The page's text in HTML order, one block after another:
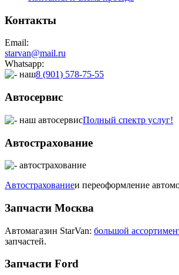
Контакты
Email:
starvan@mail.ru
Whatsapp:
8 (901) 578-75-55
Автосервис
Полный спектр услуг!
Автострахование
Автострахованиеи переоформление
Запчасти Москва
Автомагазин StarVan: большой
запчастей.
Запчасти Ford